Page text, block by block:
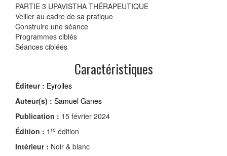
PARTIE 3 UPAVISTHA THÉRAPEUTIQUE
Veiller au cadre de sa pratique
Construire une séance
Programmes ciblés
Séances ciblées
Caractéristiques
Éditeur : Eyrolles
Auteur(s) : Samuel Ganes
Publication : 15 février 2024
Édition : 1 re édition
Intérieur : Noir & blanc